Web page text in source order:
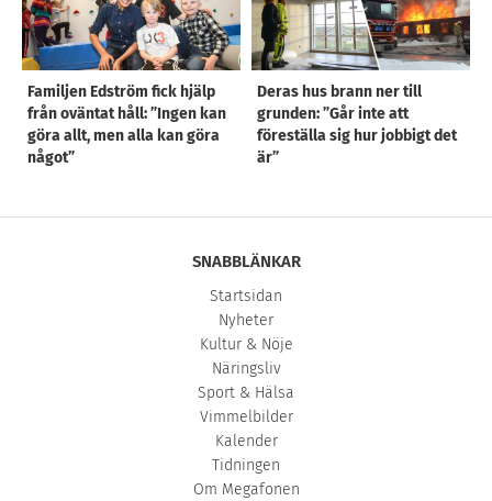
Familjen Edström fick hjälp
från oväntat håll: ”Ingen kan
göra allt, men alla kan göra
något”
Deras hus brann ner till
grunden: ”Går inte att
föreställa sig hur jobbigt det
är”
SNABBLÄNKAR
Startsidan
Nyheter
Kultur & Nöje
Näringsliv
Sport & Hälsa
Vimmelbilder
Kalender
Tidningen
Om Megafonen